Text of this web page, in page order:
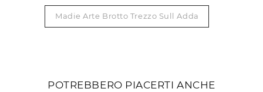
Madie Arte Brotto Trezzo Sull Adda
POTREBBERO PIACERTI ANCHE